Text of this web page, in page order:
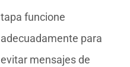
tapa funcione
adecuadamente para
evitar mensajes de